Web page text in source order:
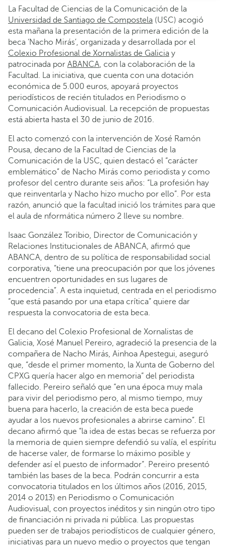
La Facultad de Ciencias de la Comunicación de la
Universidad de Santiago de Compostela (USC) acogió
esta mañana la presentación de la primera edición de la
beca ‘Nacho Mirás’, organizada y desarrollada por el
Colexio Profesional de Xornalistas de Galicia y
patrocinada por ABANCA, con la colaboración de la
Facultad. La iniciativa, que cuenta con una dotación
económica de 5.000 euros, apoyará proyectos
periodísticos de recién titulados en Periodismo o
Comunicación Audiovisual. La recepción de propuestas
está abierta hasta el 30 de junio de 2016.
El acto comenzó con la intervención de Xosé Ramón
Pousa, decano de la Facultad de Ciencias de la
Comunicación de la USC, quien destacó el “carácter
emblemático” de Nacho Mirás como periodista y como
profesor del centro durante seis años: “La profesión hay
que reinventarla y Nacho hizo mucho por ello”. Por esta
razón, anunció que la facultad inició los trámites para que
el aula de nformática número 2 lleve su nombre.
Isaac González Toribio, Director de Comunicación y
Relaciones Institucionales de ABANCA, afirmó que
ABANCA, dentro de su política de responsabilidad social
corporativa, “tiene una preocupación por que los jóvenes
encuentren oportunidades en sus lugares de
procedencia”. A esta inquietud, centrada en el periodismo
“que está pasando por una etapa crítica” quiere dar
respuesta la convocatoria de esta beca.
El decano del Colexio Profesional de Xornalistas de
Galicia, Xosé Manuel Pereiro, agradeció la presencia de la
compañera de Nacho Mirás, Ainhoa Apestegui, aseguró
que, “desde el primer momento, la Xunta de Goberno del
CPXG quería hacer algo en memoria” del periodista
fallecido. Pereiro señaló que “en una época muy mala
para vivir del periodismo pero, al mismo tiempo, muy
buena para hacerlo, la creación de esta beca puede
ayudar a los nuevos profesionales a abrirse camino”. El
decano afirmó que “la idea de estas becas se refuerza por
la memoria de quien siempre defendió su valía, el espíritu
de hacerse valer, de formarse lo máximo posible y
defender así el puesto de informador”. Pereiro presentó
también las bases de la beca. Podrán concurrir a esta
convocatoria titulados en los últimos años (2016, 2015,
2014 o 2013) en Periodismo o Comunicación
Audiovisual, con proyectos inéditos y sin ningún otro tipo
de financiación ni privada ni pública. Las propuestas
pueden ser de trabajos periodísticos de cualquier género,
iniciativas para un nuevo medio o proyectos que tengan